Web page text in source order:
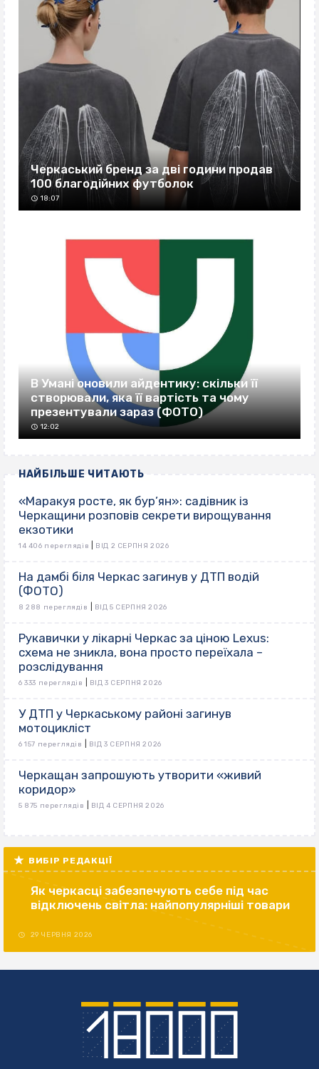
Черкаський бренд за дві години продав
100 благодійних футболок
18:07
В Умані оновили айдентику: скільки її
створювали, яка її вартість та чому
презентували зараз (ФОТО)
12:02
НАЙБІЛЬШЕ ЧИТАЮТЬ
«Маракуя росте, як бур’ян»: садівник із
Черкащини розповів секрети вирощування
екзотики
14 406 переглядів ВІД 2 СЕРПНЯ 2026
На дамбі біля Черкас загинув у ДТП водій
(ФОТО)
8 288 переглядів ВІД 5 СЕРПНЯ 2026
Рукавички у лікарні Черкас за ціною Lexus:
схема не зникла, вона просто переїхала –
розслідування
6 333 переглядів ВІД 3 СЕРПНЯ 2026
У ДТП у Черкаському районі загинув
мотоцикліст
6 157 переглядів ВІД 3 СЕРПНЯ 2026
Черкащан запрошують утворити «живий
коридор»
5 875 переглядів ВІД 4 СЕРПНЯ 2026
ВИБІР РЕДАКЦІЇ
Як черкасці забезпечують себе під час
відключень світла: найпопулярніші товари
29 ЧЕРВНЯ 2026